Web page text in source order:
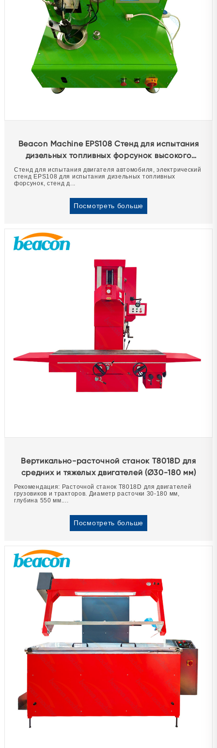
Beacon Machine EPS108 Стенд для испытания
дизельных топливных форсунок высокого
давления Common Rail Тестер форсунок
Стенд для испытания двигателя автомобиля, электрический
стенд EPS108 для испытания дизельных топливных
форсунок, стенд д...
Посмотреть больше
Вертикально-расточной станок T8018D для
средних и тяжелых двигателей (Ø30-180 мм)
Рекомендация: Расточной станок T8018D для двигателей
грузовиков и тракторов. Диаметр расточки 30-180 мм,
глубина 550 мм....
Посмотреть больше